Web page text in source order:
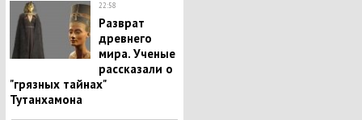
22:58
Разврат
древнего
мира. Ученые
рассказали о
"грязных тайнах"
Тутанхамона